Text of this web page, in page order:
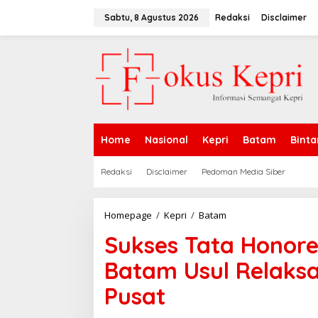
Sabtu, 8 Agustus 2026 Redaksi Disclaimer
Home Nasional Kepri Batam
Redaksi Disclaimer Pedoman Media Siber
Homepage / Kepri / Batam
k
s
e
s
Sukses Tata
Batam Usul
Pusat